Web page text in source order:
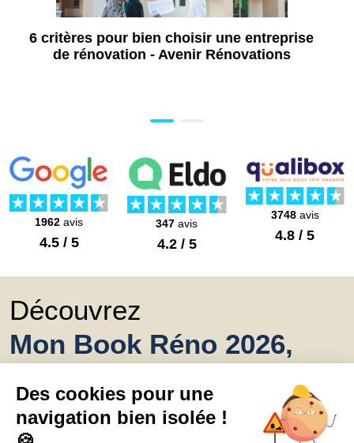
6 critères pour bien choisir une entreprise
de rénovation - Avenir Rénovations
1962 avis
4.5 / 5
347 avis
4.2 / 5
3748avis
4.8 / 5
Découvrez
Mon Book Réno 2026,
conseils et inspirations